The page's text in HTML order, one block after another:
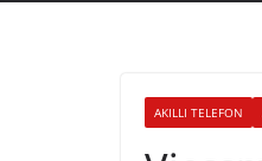
AKILLI TELEFON